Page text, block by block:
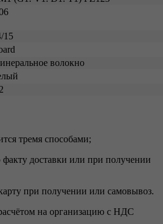
15
волокно
тремя способами;
доставки или при получении
при получении или самовывоз.
на организацию с НДС